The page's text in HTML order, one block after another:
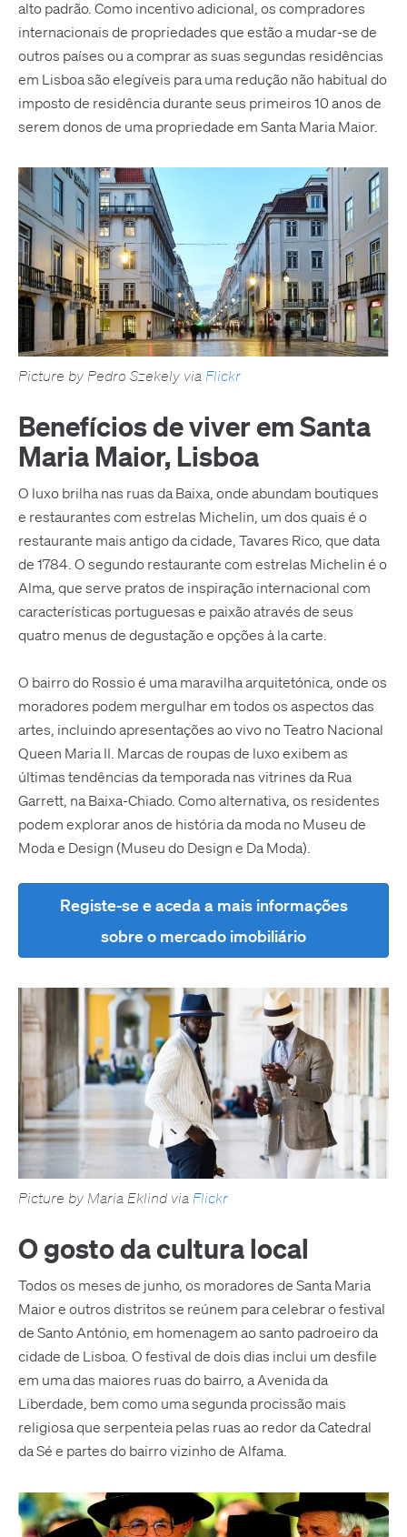
alto padrão. Como incentivo adicional, os compradores
internacionais de propriedades que estão a mudar-se de
outros países ou a comprar as suas segundas residências
em Lisboa são elegíveis para uma redução não habitual do
imposto de residência durante seus primeiros 10 anos de
serem donos de uma propriedade em Santa Maria Maior.
Picture by Pedro Szekely via Flickr
Benefícios de viver em Santa
Maria Maior, Lisboa
O luxo brilha nas ruas da Baixa, onde abundam boutiques
e restaurantes com estrelas Michelin, um dos quais é o
restaurante mais antigo da cidade, Tavares Rico, que data
de 1784. O segundo restaurante com estrelas Michelin é o
Alma, que serve pratos de inspiração internacional com
características portuguesas e paixão através de seus
quatro menus de degustação e opções à la carte.
O bairro do Rossio é uma maravilha arquitetónica, onde os
moradores podem mergulhar em todos os aspectos das
artes, incluindo apresentações ao vivo no Teatro Nacional
Queen Maria II. Marcas de roupas de luxo exibem as
últimas tendências da temporada nas vitrines da Rua
Garrett, na Baixa-Chiado. Como alternativa, os residentes
podem explorar anos de história da moda no Museu de
Moda e Design (Museu do Design e Da Moda).
Registe-se e aceda a mais informações
sobre o mercado imobiliário
Picture by Maria Eklind via Flickr
O gosto da cultura local
Todos os meses de junho, os moradores de Santa Maria
Maior e outros distritos se reúnem para celebrar o festival
de Santo António, em homenagem ao santo padroeiro da
cidade de Lisboa. O festival de dois dias inclui um desfile
em uma das maiores ruas do bairro, a Avenida da
Liberdade, bem como uma segunda procissão mais
religiosa que serpenteia pelas ruas ao redor da Catedral
da Sé e partes do bairro vizinho de Alfama.